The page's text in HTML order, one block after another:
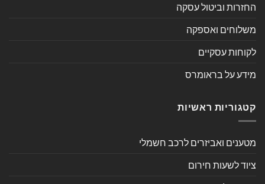
החזרות וביטול עסקה
משלוחים ואספקה
לקוחות עסקיים
מידע על בראומרס
קטגוריות ראשיות
מטענים ואביזרים לרכב חשמלי
ציוד לשעות חירום